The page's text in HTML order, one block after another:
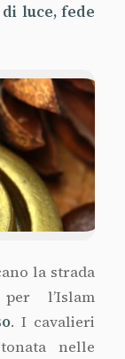
luce, fede
la strada
l’Islam
. I cavalieri
nelle